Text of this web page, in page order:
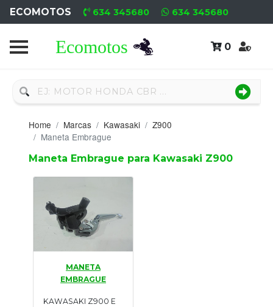
ECOMOTOS 634 345680 634 345680
0
Home
Nuevo
Neumáticos
Campa
Nuevos
Motores
Usados
Home Marcas Kawasaki
Z900
Maneta Embrague
Maneta Embrague para Kawasaki Z900
MANETA
EMBRAGUE
KAWASAKI Z900 E